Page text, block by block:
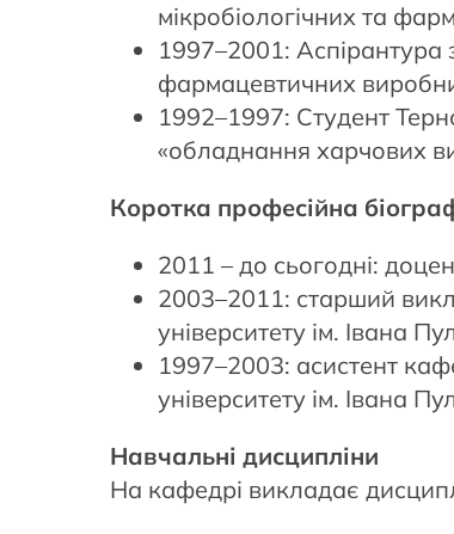
мікробіологічних та
1997–2001: Аспірантура
фармацевтичних
1992–1997: Студент
«обладнання харчових
Коротка професійна
2011 – до сьогодні:
2003–2011: старший
університету ім. Івана
1997–2003: асистент
університету ім. Івана
Навчальні дисципліни
На кафедрі викладає